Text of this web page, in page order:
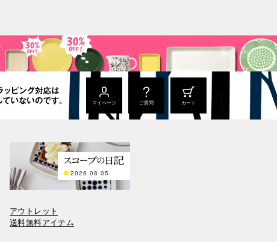
マイページ ご質問 カート
2026.08.05
アウトレット
送料無料アイテム